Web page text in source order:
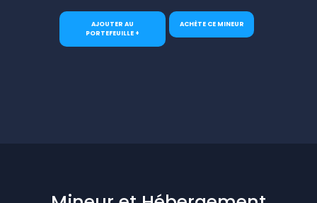
AJOUTER AU
PORTEFEUILLE +
ACHÈTE CE MINEUR